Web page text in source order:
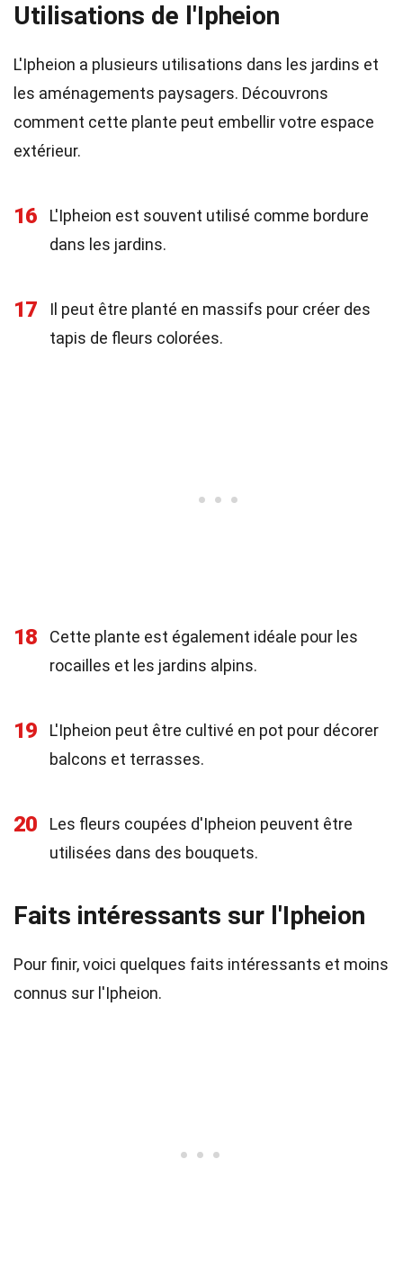
Utilisations de l'Ipheion
L'Ipheion a plusieurs utilisations dans les jardins et
les aménagements paysagers. Découvrons
comment cette plante peut embellir votre espace
extérieur.
16
L'Ipheion est souvent utilisé comme bordure
dans les jardins.
17
Il peut être planté en massifs pour créer des
tapis de fleurs colorées.
18
Cette plante est également idéale pour les
rocailles et les jardins alpins.
19
L'Ipheion peut être cultivé en pot pour décorer
balcons et terrasses.
20
Les fleurs coupées d'Ipheion peuvent être
utilisées dans des bouquets.
Faits intéressants sur l'Ipheion
Pour finir, voici quelques faits intéressants et moins
connus sur l'Ipheion.